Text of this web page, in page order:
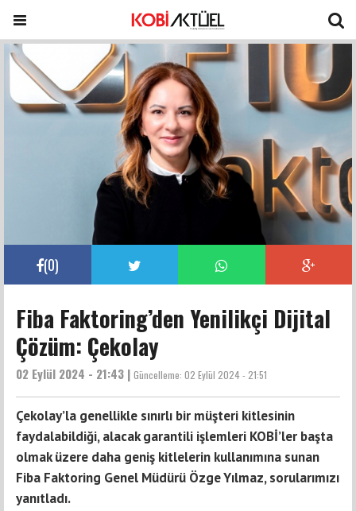
(0)
Fiba Faktoring’den Yenilikçi Dijital
Çözüm: Çekolay
02 Eylül 2024 - 21:43 | Güncelleme: 02 Eylül 2024 - 21:51
Çekolay’la genellikle sınırlı bir müşteri kitlesinin
faydalabildiği, alacak garantili işlemleri KOBİ’ler başta
olmak üzere daha geniş kitlelerin kullanımına sunan
Fiba Faktoring Genel Müdürü Özge Yılmaz, sorularımızı
yanıtladı.